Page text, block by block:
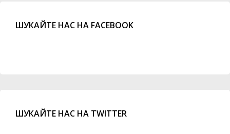
ШУКАЙТЕ НАС НА FACEBOOK
ШУКАЙТЕ НАС НА TWITTER